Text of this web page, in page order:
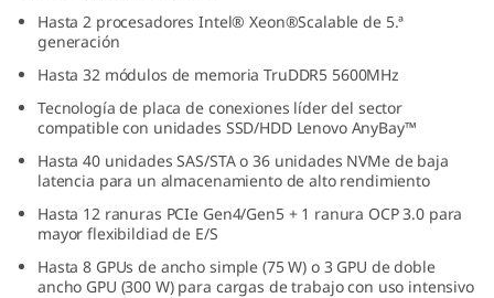
Hasta 2 procesadores Intel® Xeon®Scalable de 5.ª
generación
Hasta 32 módulos de memoria TruDDR5 5600MHz
Tecnología de placa de conexiones líder del sector
compatible con unidades SSD/HDD Lenovo AnyBay™
Hasta 40 unidades SAS/STA o 36 unidades NVMe de baja
latencia para un almacenamiento de alto rendimiento
Hasta 12 ranuras PCIe Gen4/Gen5 + 1 ranura OCP 3.0 para
mayor flexibildiad de E/S
Hasta 8 GPUs de ancho simple (75 W) o 3 GPU de doble
ancho GPU (300 W) para cargas de trabajo con uso intensivo